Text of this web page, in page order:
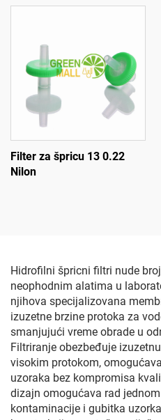
Filter za špricu 13 0.22
Nilon
Hidrofilni špricni filtri nude
neophodnim alatima u
njihova specijalizovana
izuzetne brzine protoka za
smanjujući vreme obrade u
Filtriranje obezbeđuje
visokim protokom,
uzoraka bez kompromisa
dizajn omogućava rad
kontaminacije i gubitka